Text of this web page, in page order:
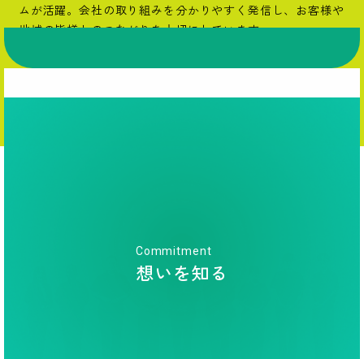
ムが活躍。会社の取り組みを分かりやすく発信し、お客様や
地域の皆様とのつながりを大切にしています。
想いを知る
Commitment